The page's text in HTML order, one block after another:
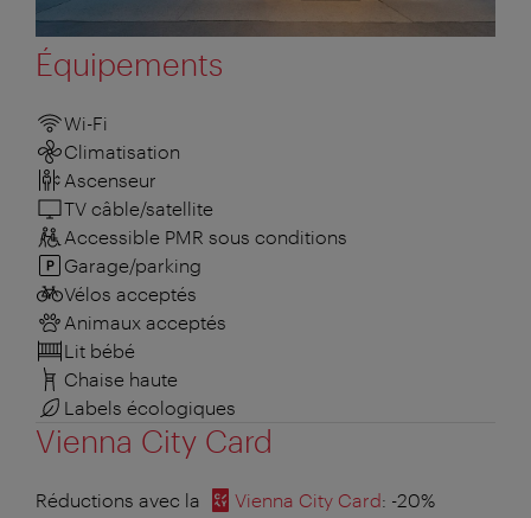
Équipements
Wi-Fi
Climatisation
Ascenseur
TV câble/satellite
Accessible PMR sous conditions
Garage/parking
Vélos acceptés
Animaux acceptés
Lit bébé
Chaise haute
Labels écologiques
Vienna City Card
Réductions avec la Vienna City Card: -20%